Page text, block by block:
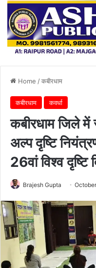
Home /कबीरधाम
कबीरधाम कवर्धा
कबीरधाम जिले में
अल्प दृष्टि
26वां विश्व दृष्टि
Brajesh Gupta